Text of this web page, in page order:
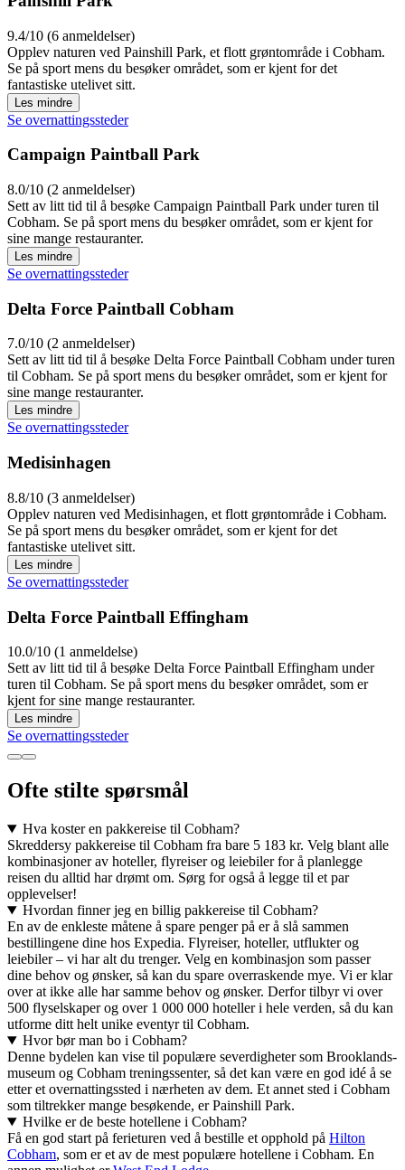
9.4/10 (6 anmeldelser)
Opplev naturen ved Painshill Park, et flott grøntområde i Cobham.
Se på sport mens du besøker området, som er kjent for det
fantastiske utelivet sitt.
Les mindre
Se overnattingssteder
Campaign Paintball Park
8.0/10 (2 anmeldelser)
Sett av litt tid til å besøke Campaign Paintball Park under turen til
Cobham. Se på sport mens du besøker området, som er kjent for
sine mange restauranter.
Les mindre
Se overnattingssteder
Delta Force Paintball Cobham
7.0/10 (2 anmeldelser)
Sett av litt tid til å besøke Delta Force Paintball Cobham under turen
til Cobham. Se på sport mens du besøker området, som er kjent for
sine mange restauranter.
Les mindre
Se overnattingssteder
Medisinhagen
8.8/10 (3 anmeldelser)
Opplev naturen ved Medisinhagen, et flott grøntområde i Cobham.
Se på sport mens du besøker området, som er kjent for det
fantastiske utelivet sitt.
Les mindre
Se overnattingssteder
Delta Force Paintball Effingham
10.0/10 (1 anmeldelse)
Sett av litt tid til å besøke Delta Force Paintball Effingham under
turen til Cobham. Se på sport mens du besøker området, som er
kjent for sine mange restauranter.
Les mindre
Se overnattingssteder
Ofte stilte spørsmål
Hva koster en pakkereise til Cobham?
Skreddersy pakkereise til Cobham fra bare 5 183 kr. Velg blant alle
kombinasjoner av hoteller, flyreiser og leiebiler for å planlegge
reisen du alltid har drømt om. Sørg for også å legge til et par
opplevelser!
Hvordan finner jeg en billig pakkereise til Cobham?
En av de enkleste måtene å spare penger på er å slå sammen
bestillingene dine hos Expedia. Flyreiser, hoteller, utflukter og
leiebiler – vi har alt du trenger. Velg en kombinasjon som passer
dine behov og ønsker, så kan du spare overraskende mye. Vi er klar
over at ikke alle har samme behov og ønsker. Derfor tilbyr vi over
500 flyselskaper og over 1 000 000 hoteller i hele verden, så du kan
utforme ditt helt unike eventyr til Cobham.
Hvor bør man bo i Cobham?
Denne bydelen kan vise til populære severdigheter som Brooklands-
museum og Cobham treningssenter, så det kan være en god idé å se
etter et overnattingssted i nærheten av dem. Et annet sted i Cobham
som tiltrekker mange besøkende, er Painshill Park.
Hvilke er de beste hotellene i Cobham?
Få en god start på ferieturen ved å bestille et opphold på Hilton
Cobham, som er et av de mest populære hotellene i Cobham. En